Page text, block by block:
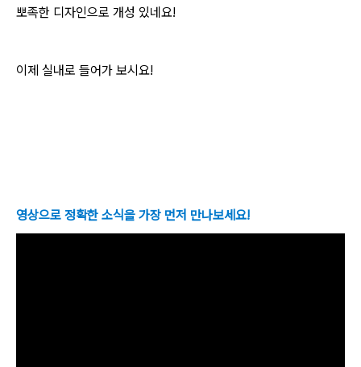
뽀족한 디자인으로 개성 있네요!
이제 실내로 들어가 보시요!
영상으로 정확한 소식을 가장 먼저 만나보세요!